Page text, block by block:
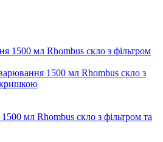
мл Rhombus скло з фільтром та